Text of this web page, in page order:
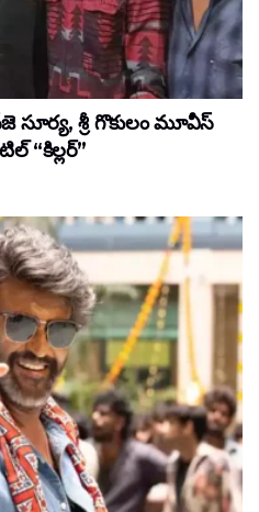
సూర్య, శ్రీ గొకులం మూవీస్‌